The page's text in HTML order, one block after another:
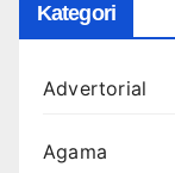
Kategori
Advertorial
Agama